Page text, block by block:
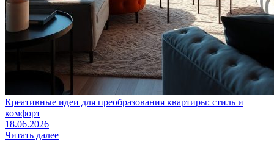
Креативные идеи для преобразования квартиры: стиль и
комфорт
18.06.2026
Читать далее